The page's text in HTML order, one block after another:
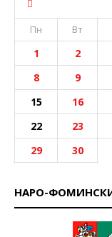
Пн
Вт
1 2
8
9
15
16
22
23
29
30
НАРО-